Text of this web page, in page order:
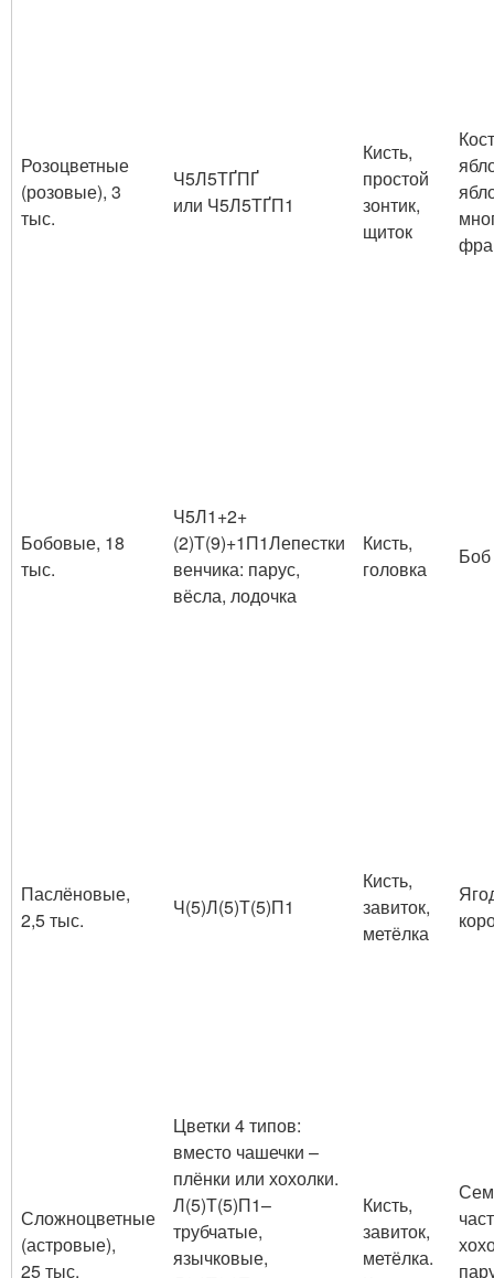
Розоцветные
(розовые), 3
тыс.
Ч5Л5ТҐПҐ
или Ч5Л5ТҐП1
Кисть,
простой
зонтик,
щиток
Бобовые, 18
тыс.
Ч5Л1+2+
(2)Т(9)+1П1Лепестки
венчика: парус,
вёсла, лодочка
Кисть,
головка
Боб
Паслёновые,
2,5 тыс.
Ч(5)Л(5)Т(5)П1
Кисть,
завиток,
метёлка
Сложноцветные
(астровые),
25 тыс.
Цветки 4 типов:
вместо чашечки –
плёнки или хохолки.
Л(5)Т(5)П1–
трубчатые,
язычковые,
Кисть,
завиток,
метёлка.